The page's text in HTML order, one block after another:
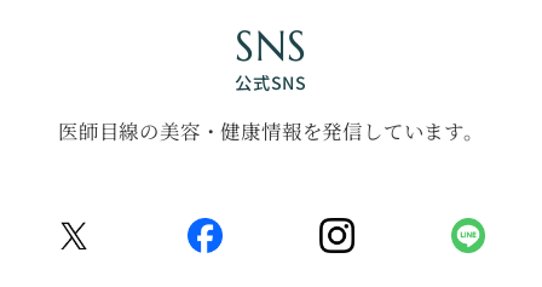
SNS
公式SNS
医師目線の美容・健康情報を発信しています。